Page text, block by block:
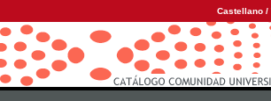
Castellano /